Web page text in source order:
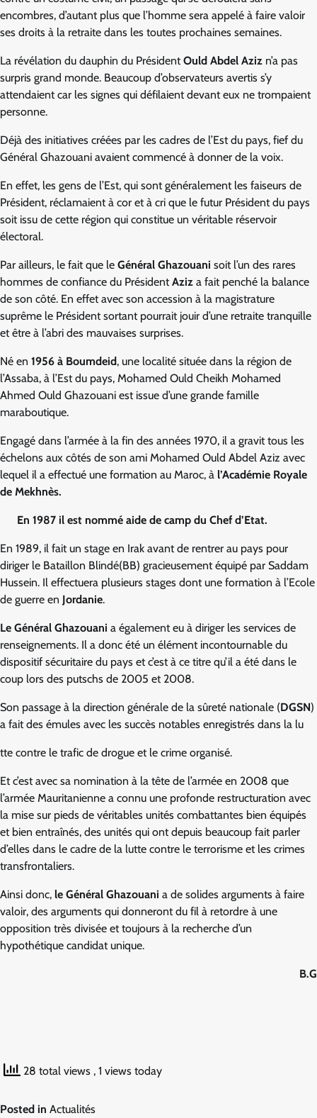
encombres, d’autant plus que l’homme sera appelé à faire valoir
ses droits à la retraite dans les toutes prochaines semaines.
La révélation du dauphin du PrésidentOuld Abdel Aziz n’a pas
surpris grand monde. Beaucoup d’observateurs avertis s’y
attendaient car les signes qui défilaient devant eux ne trompaient
personne.
Déjà des initiatives créées par les cadres de l’Est du pays, fief du
Général Ghazouani avaient commencé à donner de la voix.
En effet, les gens de l’Est, qui sont généralement les faiseurs de
Président, réclamaient à cor et à cri que le futur Président du pays
soit issu de cette région qui constitue un véritable réservoir
électoral.
Par ailleurs, le fait que le Général Ghazouani soit l’un des rares
hommes de confiance du PrésidentAziz a fait penché la balance
de son côté. En effet avec son accession à la magistrature
suprême le Président sortant pourrait jouir d’une retraite tranquille
et être à l’abri des mauvaises surprises.
Né en 1956 à Boumdeid, une localité située dans la région de
l’Assaba, à l’Est du pays, Mohamed Ould Cheikh Mohamed
Ahmed Ould Ghazouani est issue d’une grande famille
maraboutique.
Engagé dans l’armée à la fin des années 1970, il a gravit tous les
échelons aux côtés de son ami Mohamed Ould Abdel Aziz avec
lequel il a effectué une formation au Maroc, à l’Académie Royale
de Mekhnès.
En 1987 il est nommé aide de camp du Chef d’Etat.
En 1989, il fait un stage en Irak avant de rentrer au pays pour
diriger le Bataillon Blindé(BB) gracieusement équipé par Saddam
Hussein. Il effectuera plusieurs stages dont une formation à l’Ecole
de guerre en Jordanie.
Le Général Ghazouani a également eu à diriger les services de
renseignements. Il a donc été un élément incontournable du
dispositif sécuritaire du pays et c’est à ce titre qu’il a été dans le
coup lors des putschs de 2005 et 2008.
Son passage à la direction générale de la sûreté nationale (DGSN)
a fait des émules avec les succès notables enregistrés dans la lu
tte contre le trafic de drogue et le crime organisé.
Et c’est avec sa nomination à la tête de l’armée en 2008 que
l’armée Mauritanienne a connu une profonde restructuration avec
la mise sur pieds de véritables unités combattantes bien équipés
et bien entraînés, des unités qui ont depuis beaucoup fait parler
d’elles dans le cadre de la lutte contre le terrorisme et les crimes
transfrontaliers.
Ainsi donc, le Général Ghazouani a de solides arguments à faire
valoir, des arguments qui donneront du fil à retordre à une
opposition très divisée et toujours à la recherche d’un
hypothétique candidat unique.
B.G
28 total views , 1 views today
Posted in Actualités